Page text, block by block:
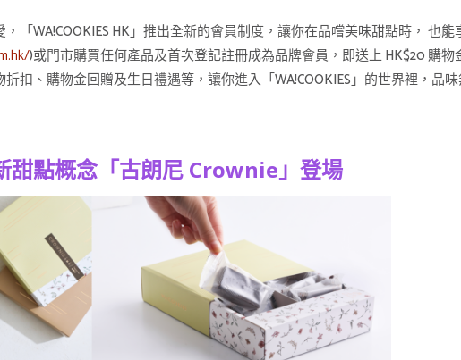
「WA!COOKIES HK」推出全新的會員制度，讓你在品嚐美味甜點時， 也
)或門市購買任何產品及首次登記註冊成為品牌會員，即送上 HK$20 購
扣、購物金回贈及生日禮遇等，讓你進入「WA!COOKIES」的世界裡，品
甜點概念「古朗尼 Crownie」登場